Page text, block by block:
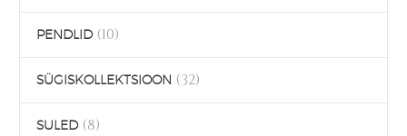
PENDLID (10)
SÜGISKOLLEKTSIOON (32)
SULED (8)